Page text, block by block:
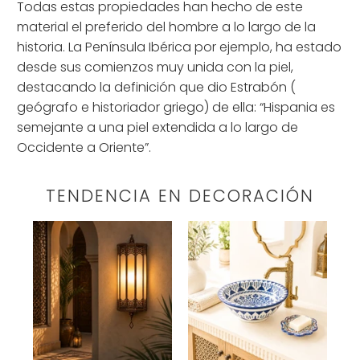
Todas estas propiedades han hecho de este
material el preferido del hombre a lo largo de la
historia. La Península Ibérica por ejemplo, ha estado
desde sus comienzos muy unida con la piel,
destacando la definición que dio Estrabón (
geógrafo e historiador griego) de ella: “Hispania es
semejante a una piel extendida a lo largo de
Occidente a Oriente”.
TENDENCIA EN DECORACIÓN